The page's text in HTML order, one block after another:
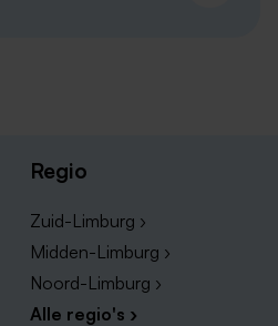
Regio
Zuid-Limburg ›
Midden-Limburg ›
Noord-Limburg ›
Alle regio's ›